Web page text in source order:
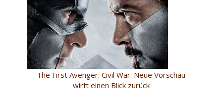
The First Avenger: Civil War: Neue Vorschau
wirft einen Blick zurück